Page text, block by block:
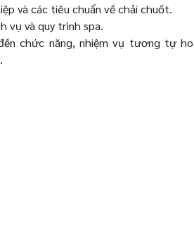
và các tiêu chuẩn về chải chuốt.
vụ và quy trình spa.
chức năng, nhiệm vụ tương tự